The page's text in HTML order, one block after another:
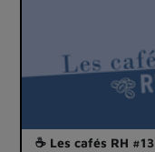
☕ Les cafés RH #13